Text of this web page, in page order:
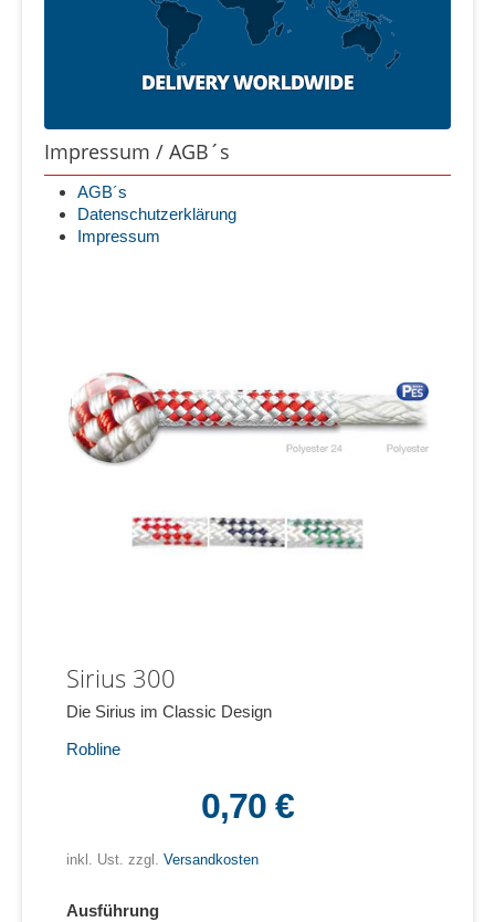
Impressum / AGB´s
AGB´s
Datenschutzerklärung
Impressum
Sirius 300
Die Sirius im Classic Design
Robline
0,70 €
inkl. Ust. zzgl. Versandkosten
Ausführung